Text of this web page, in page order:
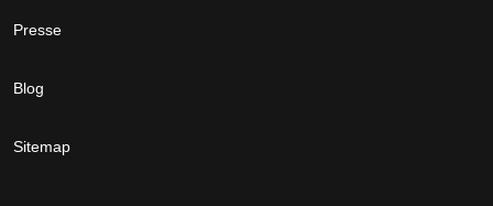
Presse
Blog
Sitemap